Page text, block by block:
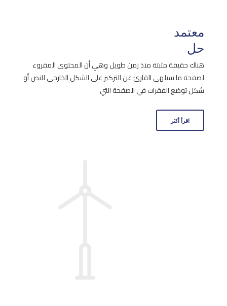
معتمد
حل
هناك حقيقة مثبتة منذ زمن طويل وهي أن المحتوى المقروء
لصفحة ما سيلهي القارئ عن التركيز على الشكل الخارجي للنص أو
شكل توضع الفقرات في الصفحة التي
اقرأ أكثر